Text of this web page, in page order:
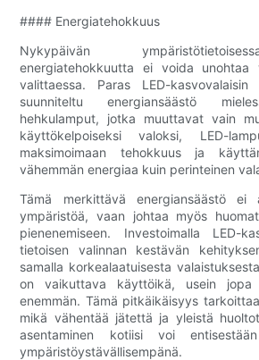
#### Energiatehokkuus
Nykypäivän
energiatehokkuutta ei voida unohtaa
valittaessa. Paras LED-
suunniteltu energiansäästö
hehkulamput, jotka muuttavat vain
käyttökelpoiseksi valoksi, LED-
maksimoimaan tehokkuus ja
vähemmän energiaa kuin perinteinen
Tämä merkittävä energiansäästö ei
ympäristöä, vaan johtaa myös
pienenemiseen. Investoimalla LED-
tietoisen valinnan kestävän
samalla korkealaatuisesta
on vaikuttava käyttöikä, usein
enemmän. Tämä pitkäikäisyys
mikä vähentää jätettä ja yleistä
asentaminen kotiisi voi
ympäristöystävällisempänä.